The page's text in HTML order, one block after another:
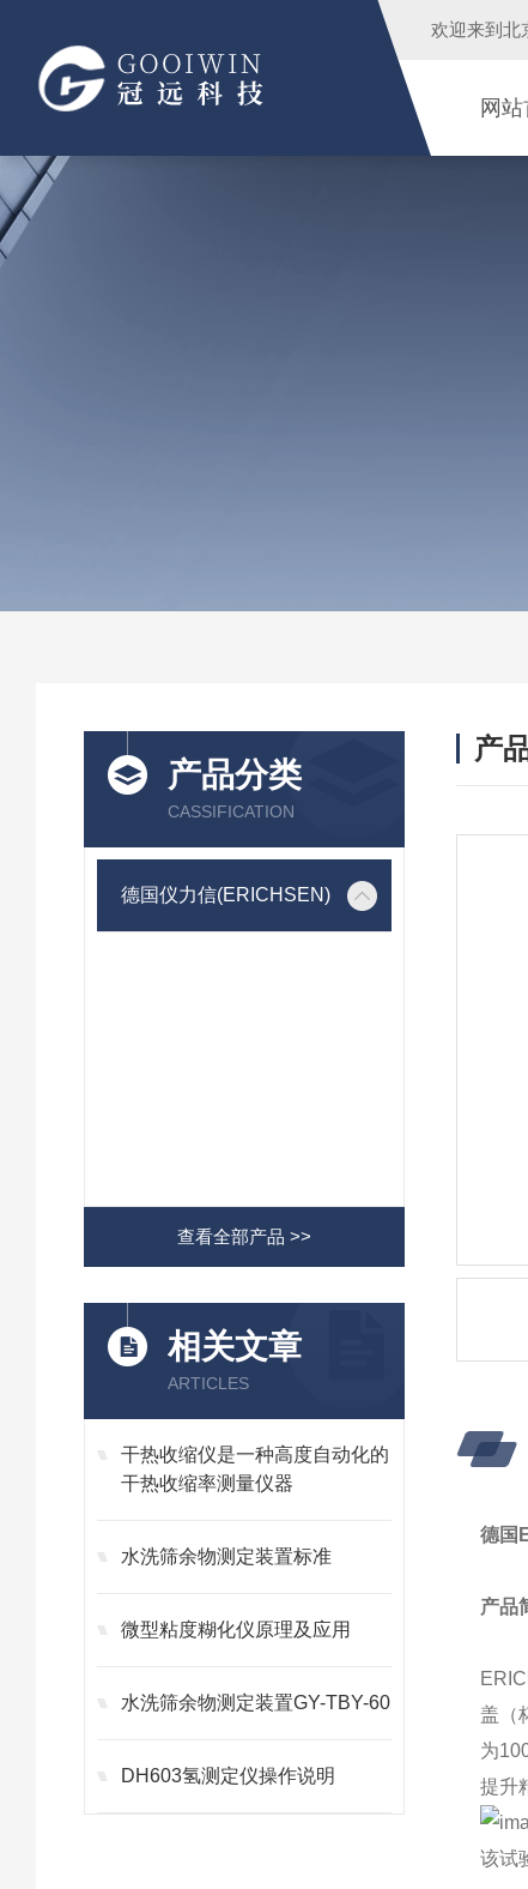
欢迎来到 北
网
产品分类
CASSIFICATION
德国仪力信(ERICHSEN)
查看全部产品 >>
相关文章
ARTICLES
干热收缩仪是一种高度自动化的
干热收缩率测量仪器
水洗筛余物测定装置标准
微型粘度糊化仪原理及应用
水洗筛余物测定装置GY-TBY-60
DH603氢测定仪操作说明
产
德国
产品
盖（
为
提升
该试